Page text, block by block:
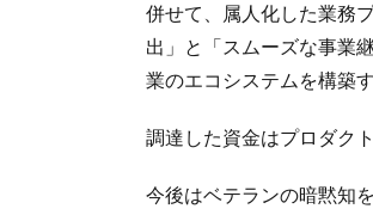
併せて、属人化した業務
出」と「スムーズな事業
業のエコシステムを構築す
調達した資金はプロダク
今後はベテランの暗黙知